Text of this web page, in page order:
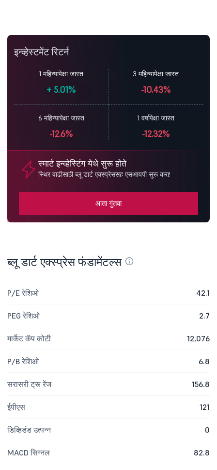
इन्व्हेस्टमेंट रिटर्न
1 महिन्यापेक्षा जास्त
+ 5.01%
3 महिन्यापेक्षा जास्त
-10.43%
6 महिन्यापेक्षा जास्त
-12.6%
1 वर्षापेक्षा जास्त
-12.32%
स्मार्ट इन्व्हेस्टिंग येथे सुरू होते
स्थिर वाढीसाठी ब्लू डार्ट एक्स्प्रेससह एसआयपी सुरू करा!
आता गुंतवा
ब्लू डार्ट एक्स्प्रेस फंडामेंटल्स
P/E रेशिओ 42.1
PEG रेशिओ 2.7
मार्केट कॅप कोटी 12,076
P/B रेशिओ 6.8
सरासरी ट्रू रेंज 156.8
ईपीएस 121
डिव्हिडंड उत्पन्न 0
MACD सिग्नल 82.8